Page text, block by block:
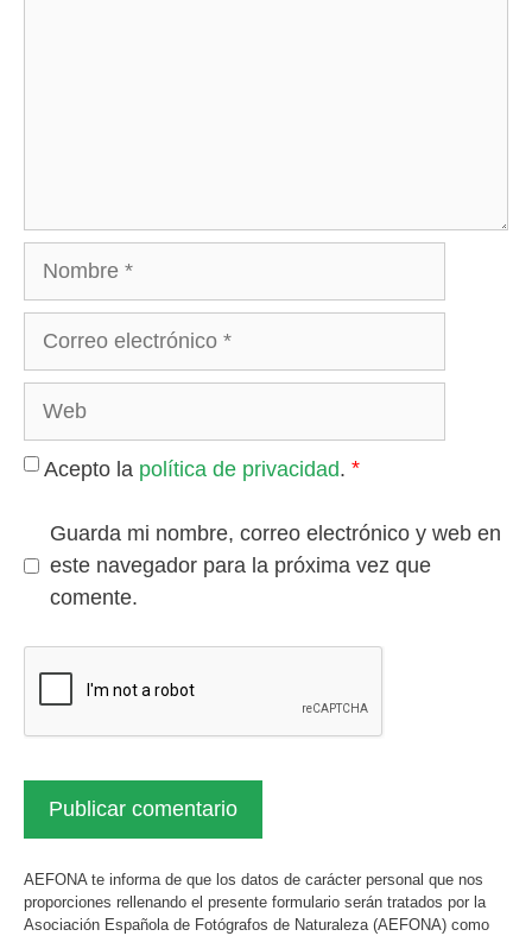
Nombre
Acepto la política de privacidad. *
Guarda mi nombre, correo electrónico y web en
este navegador para la próxima vez que
comente.
AEFONA te informa de que los datos de carácter personal que nos
proporciones rellenando el presente formulario serán tratados por la
Asociación Española de Fotógrafos de Naturaleza (AEFONA) como